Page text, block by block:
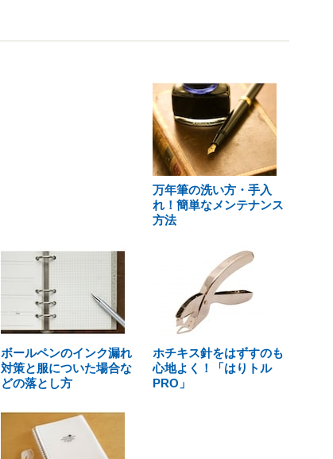
万年筆の洗い方・手入
れ！簡単なメンテナンス
方法
ボールペンのインク漏れ
対策と服についた場合な
どの落とし方
ホチキス針をはずすのも
心地よく！「はりトル
PRO」